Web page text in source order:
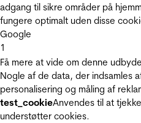
adgang til sikre områder på
fungere optimalt uden disse
Google
1
Få mere at vide om denne
Nogle af de data, der indsamles
personalisering og måling af
test_cookieAnvendes til at
understøtter cookies.